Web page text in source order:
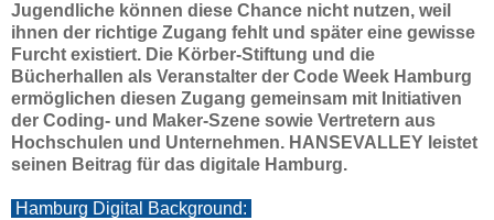
Jugendliche können diese Chance nicht nutzen, weil
ihnen der richtige Zugang fehlt und später eine gewisse
Furcht existiert. Die Körber-Stiftung und die
Bücherhallen als Veranstalter der Code Week Hamburg
ermöglichen diesen Zugang gemeinsam mit Initiativen
der Coding- und Maker-Szene sowie Vertretern aus
Hochschulen und Unternehmen. HANSEVALLEY leistet
seinen Beitrag für das digitale Hamburg.
Hamburg Digital Background: